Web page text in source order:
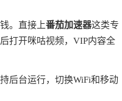
。直接上番茄加速器这类专
打开咪咕视频，VIP内容全
后台运行，切换WiFi和移动